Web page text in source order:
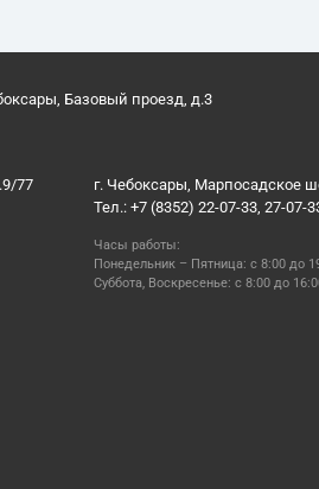
Базовый проезд, д.3
77
г. Чебоксары, Марпосадское
Тел.: +7 (8352) 22-07-33, 27-07-
Часы работы:
Понедельник – Пятница: с 8:00 до
Суббота, Воскресенье: с 8:00 до